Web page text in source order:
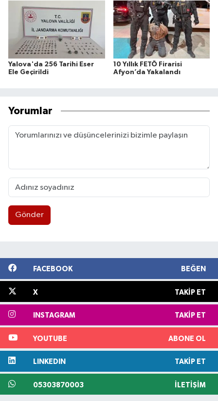
Yalova'da 256 Tarihi Eser
Ele Geçirildi
10 Yıllık FETÖ Firarisi
Afyon’da Yakalandı
Yorumlar
Gönder
FACEBOOK BEĞEN
X TAKIP ET
INSTAGRAM TAKIP ET
YOUTUBE ABONE OL
LINKEDIN TAKIP ET
05303870003 İLETIŞIM